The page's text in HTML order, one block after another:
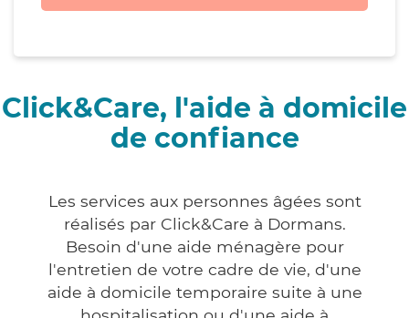
Click&Care, l'aide à domicile
de confiance
Les services aux personnes âgées sont
réalisés par Click&Care à Dormans.
Besoin d'une aide ménagère pour
l'entretien de votre cadre de vie, d'une
aide à domicile temporaire suite à une